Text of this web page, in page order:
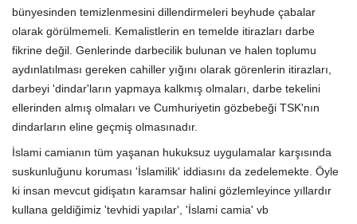
bünyesinden temizlenmesini dillendirmeleri beyhude çabalar
olarak görülmemeli. Kemalistlerin en temelde itirazları darbe
fikrine değil. Genlerinde darbecilik bulunan ve halen toplumu
aydınlatılması gereken cahiller yığını olarak görenlerin itirazları,
darbeyi 'dindar'ların yapmaya kalkmış olmaları, darbe tekelini
ellerinden almış olmaları ve Cumhuriyetin gözbebeği TSK'nın
dindarların eline geçmiş olmasınadır.
İslami camianın tüm yaşanan hukuksuz uygulamalar karşısında
suskunluğunu koruması 'İslamilik' iddiasını da zedelemekte. Öyle
ki insan mevcut gidişatın karamsar halini gözlemleyince yıllardır
kullana geldiğimiz 'tevhidi yapılar', 'İslami camia' vb